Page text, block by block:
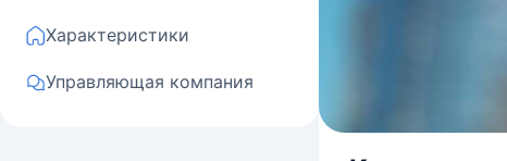
Характеристики
Управляющая компания